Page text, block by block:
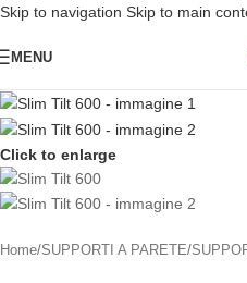
Skip to navigation Skip to main
MENU
Click to enlarge
Home/SUPPORTI A PARETE/